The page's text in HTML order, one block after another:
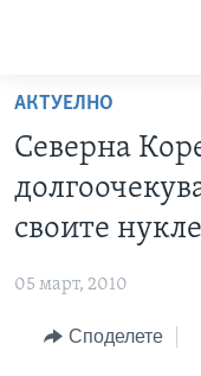
пристапност
Премини
на
главната
содржина
до
РУБРИКИ
СВЕТ
ЕКОНОМИЈА
АРХИВИРАНА
NEWSFLASH -
ЗА НАС
АКТУЕЛНО
Северна
своите
05 март, 2010
Споделете